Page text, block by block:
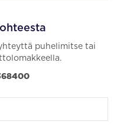
puhelimitse tai